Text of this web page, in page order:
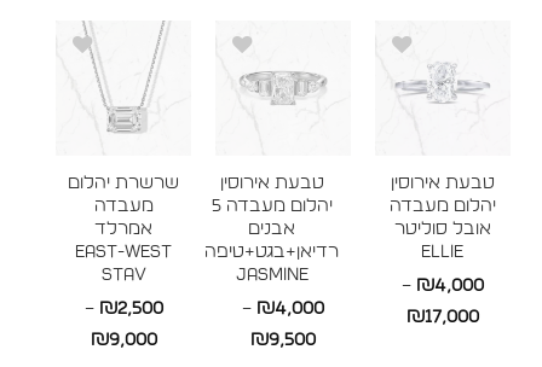
טבעת אירוסין
יהלום מעבדה
אובל סוליטר
ELLIE
₪4,000
–
₪17,000
טבעת אירוסין
יהלום מעבדה 5
אבנים
רדיאן+בגט+טיפה
JASMINE
₪4,000
–
₪9,500
שרשרת יהלום
מעבדה
אמרלד
East-West
STAV
₪2,500
–
₪9,000